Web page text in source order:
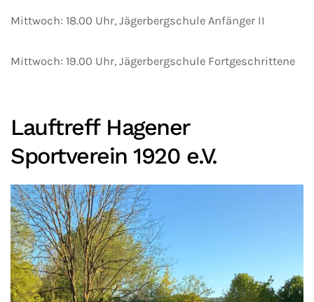
Mittwoch: 18.00 Uhr, Jägerbergschule Anfänger II
Mittwoch: 19.00 Uhr, Jägerbergschule Fortgeschrittene
Lauftreff Hagener
Sportverein 1920 e.V.